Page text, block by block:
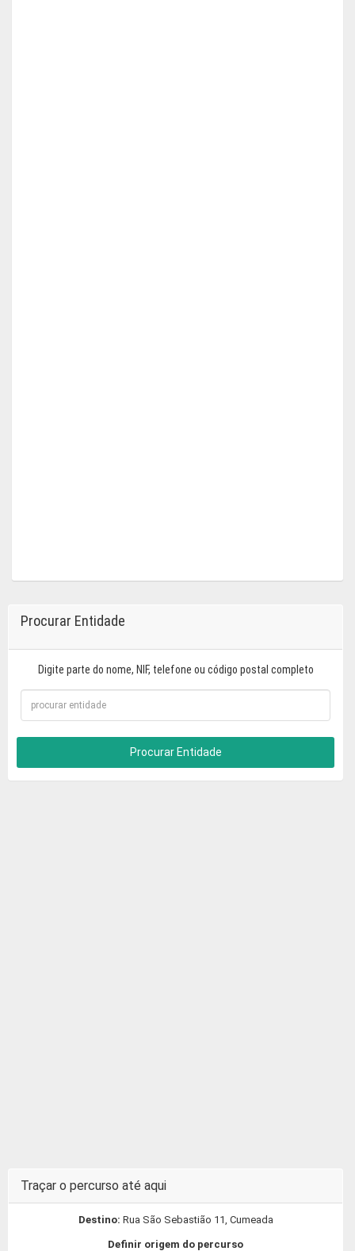
Procurar Entidade
Digite parte do nome, NIF, telefone ou código postal completo
Procurar Entidade
Traçar o percurso até aqui
Destino: Rua São Sebastião 11, Cumeada
Definir origem do percurso